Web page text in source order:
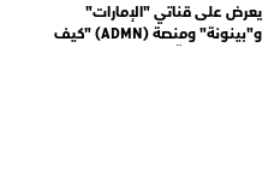
يعرض على قناتي "الإمارات"
و"بينونة" ومنصة (ADMN) "كيف